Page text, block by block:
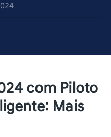
com Piloto
Mais